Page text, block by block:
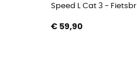
Speed L Cat 3 -
€ 59,90